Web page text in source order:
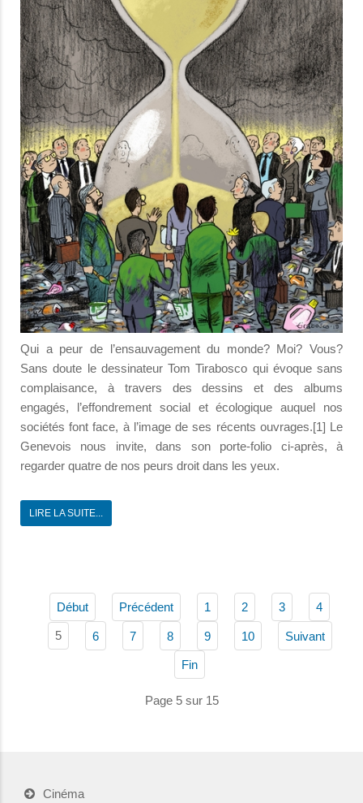
Qui a peur de l’ensauvagement du monde? Moi? Vous?
Sans doute le dessinateur Tom Tirabosco qui évoque sans
complaisance, à travers des dessins et des albums
engagés, l’effondrement social et écologique auquel nos
sociétés font face, à l’image de ses récents ouvrages.[1] Le
Genevois nous invite, dans son porte-folio ci-après, à
regarder quatre de nos peurs droit dans les yeux.
LIRE LA SUITE...
Début Précédent 1 2 3 4
5 6 7 8 9 10 Suivant
Fin
Page 5 sur 15
Cinéma